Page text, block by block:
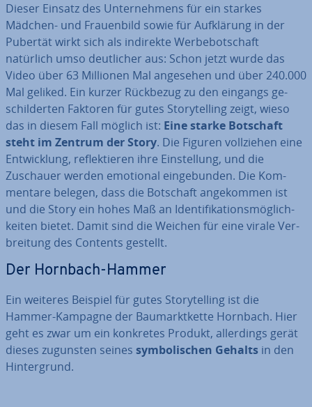
Dieser Einsatz des Un­ter­neh­mens für ein starkes
Mädchen- und Frau­en­bild sowie für Auf­klä­rung in der
Pubertät wirkt sich als indirekte Wer­be­bot­schaft
natürlich umso deut­li­cher aus: Schon jetzt wurde das
Video über 63 Millionen Mal angesehen und über 240.000
Mal geliked. Ein kurzer Rückbezug zu den eingangs ge­
schil­der­ten Faktoren für gutes Sto­rytel­ling zeigt, wieso
das in diesem Fall möglich ist: Eine starke Botschaft
steht im Zentrum der Story. Die Figuren voll­zie­hen eine
Ent­wick­lung, re­flek­tie­ren ihre Ein­stel­lung, und die
Zuschauer werden emotional ein­ge­bun­den. Die Kom­
men­ta­re belegen, dass die Botschaft an­ge­kom­men ist
und die Story ein hohes Maß an Iden­ti­fi­ka­ti­ons­mög­lich­
kei­ten bietet. Damit sind die Weichen für eine virale Ver­
brei­tung des Contents gestellt.
Der Hornbach-Hammer
Ein weiteres Beispiel für gutes Sto­rytel­ling ist die
Hammer-Kampagne der Bau­markt­ket­te Hornbach. Hier
geht es zwar um ein konkretes Produkt, al­ler­dings gerät
dieses zugunsten seines sym­bo­li­schen Gehalts in den
Hin­ter­grund.